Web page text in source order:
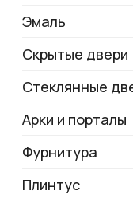
Эмаль
Скрытые двери
Стеклянные
Арки и порталы
Фурнитура
Плинтус